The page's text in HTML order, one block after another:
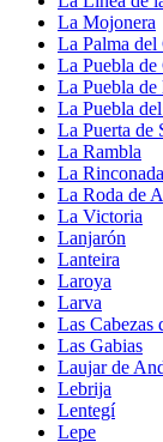
La Mojonera
La Palma del
La Puebla de
La Puebla de
La Puebla
La Puerta de
La Rambla
La Rinconada
La Roda de
La Victoria
Lanjarón
Lanteira
Laroya
Larva
Las Cabezas
Las Gabias
Laujar de
Lebrija
Lentegí
Lepe